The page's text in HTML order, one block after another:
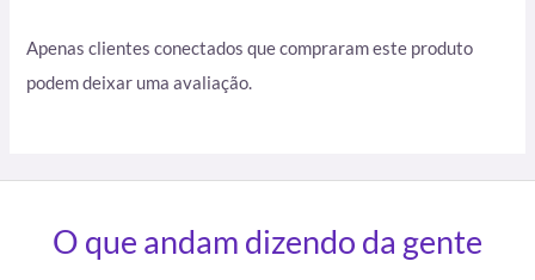
Apenas clientes conectados que compraram este produto
podem deixar uma avaliação.
O que andam dizendo da gente